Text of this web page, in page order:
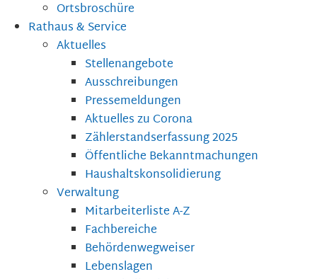
Ortsbroschüre
Rathaus & Service
Aktuelles
Stellenangebote
Ausschreibungen
Pressemeldungen
Aktuelles zu Corona
Zählerstandserfassung 2025
Öffentliche Bekanntmachungen
Haushaltskonsolidierung
Verwaltung
Mitarbeiterliste A-Z
Fachbereiche
Behördenwegweiser
Lebenslagen